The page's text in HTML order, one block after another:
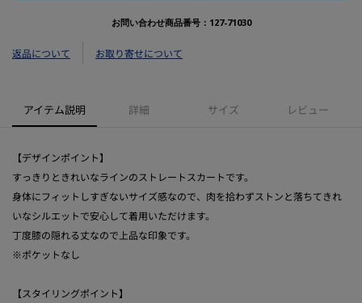
お問い合わせ商品番号： 127-71030
返品について お取り寄せについて
アイテム説明 詳細 サイズ レビュー
【デザインポイント】
すっきりときれいなラインのストレートスカートです。
身体にフィットしすぎないサイズ感なので、肉を拾わずストンと落ちてきれ
いなシルエットで安心して着用いただけます。
丁度膝の隠れる丈なので上品な印象です。
※ポケットなし
【スタイリングポイント】